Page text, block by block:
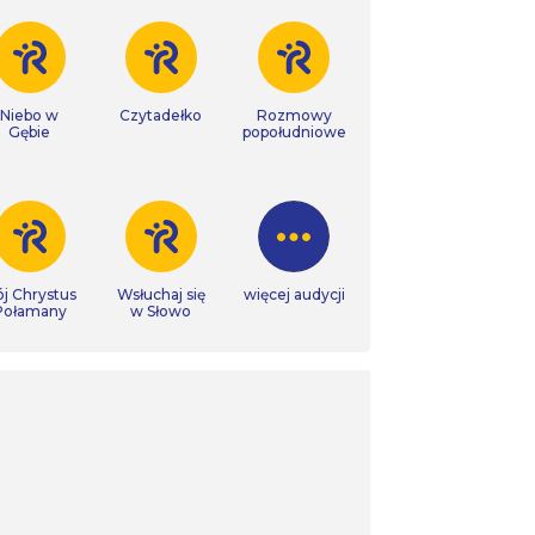
Niebo w
Gębie
Czytadełko
Rozmowy
popołudniowe
Chrystus
Wsłuchaj się
w Słowo
więcej audycji